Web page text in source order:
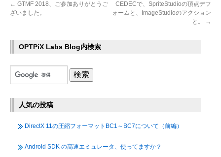
← GTMF 2018、ご参加ありがとうご
ざいました。
CEDECで、SpriteStudioの頂点デフ
ォームと、ImageStudioのアクション
と。
→
OPTPiX Labs Blog内検索
人気の投稿
DirectX 11の圧縮フォーマットBC1～BC7について（前編）
Android SDK の高速エミュレータ、使ってますか？